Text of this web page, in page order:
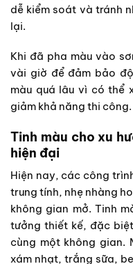
dễ kiểm soát và tránh
lại.
Khi đã pha màu vào
vài giờ để đảm bảo
màu quá lâu vì có thể
giảm khả năng thi công.
Tinh màu cho xu
hiện đại
Hiện nay, các công
trung tính, nhẹ nhàng
không gian mở. Tinh
tưởng thiết kế, đặc
cùng một không gian.
xám nhạt, trắng sữa,